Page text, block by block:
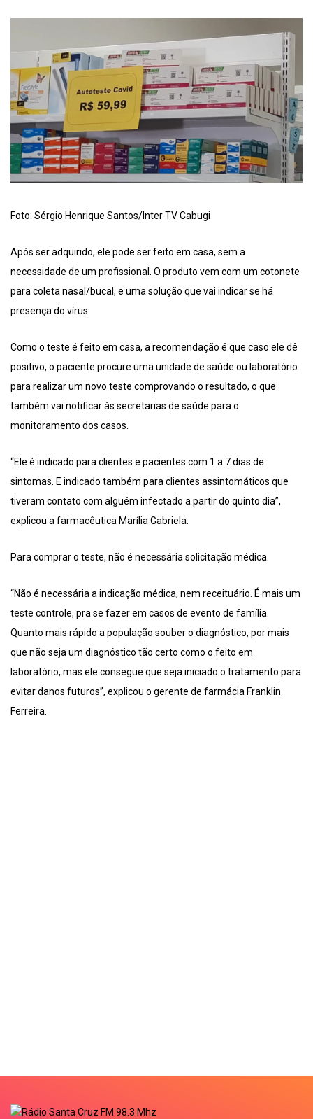
Foto: Sérgio Henrique Santos/Inter TV Cabugi
Após ser adquirido, ele pode ser feito em casa, sem a
necessidade de um profissional. O produto vem com um cotonete
para coleta nasal/bucal, e uma solução que vai indicar se há
presença do vírus.
Como o teste é feito em casa, a recomendação é que caso ele dê
positivo, o paciente procure uma unidade de saúde ou laboratório
para realizar um novo teste comprovando o resultado, o que
também vai notificar às secretarias de saúde para o
monitoramento dos casos.
“Ele é indicado para clientes e pacientes com 1 a 7 dias de
sintomas. E indicado também para clientes assintomáticos que
tiveram contato com alguém infectado a partir do quinto dia”,
explicou a farmacêutica Marília Gabriela.
Para comprar o teste, não é necessária solicitação médica.
“Não é necessária a indicação médica, nem receituário. É mais um
teste controle, pra se fazer em casos de evento de família.
Quanto mais rápido a população souber o diagnóstico, por mais
que não seja um diagnóstico tão certo como o feito em
laboratório, mas ele consegue que seja iniciado o tratamento para
evitar danos futuros”, explicou o gerente de farmácia Franklin
Ferreira.